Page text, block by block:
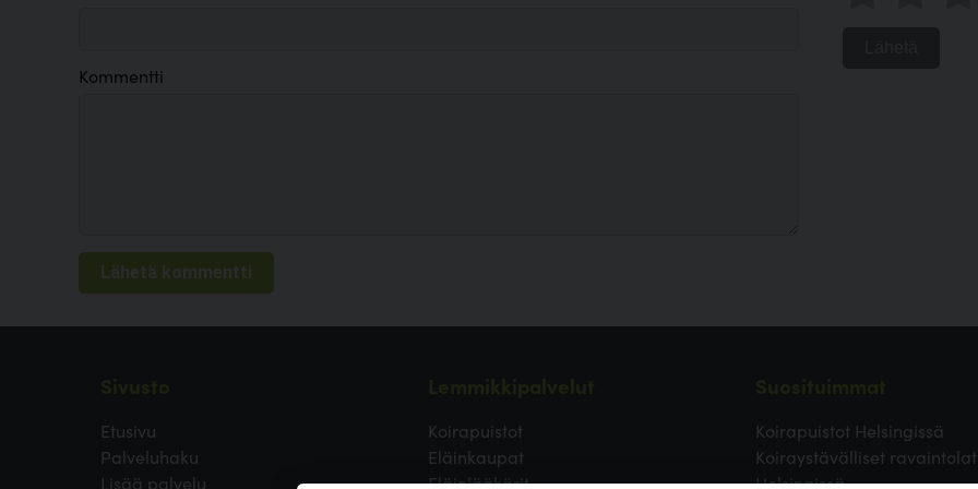
Kommentti
Etusivu
Palveluhaku
Lisää palvelu
Koirapuistot
Eläinkaupat
Eläinlääkärit
Koirapuistot Helsingissä
Koiraystävälliset ravaintolat
Helsingissä